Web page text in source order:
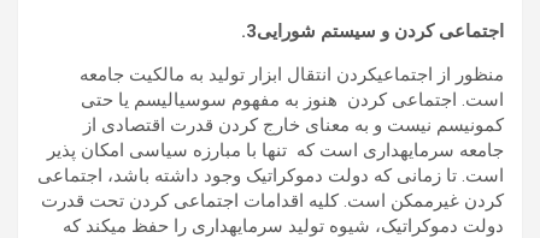
اجتماعی کردن و سیستم شورایی‎‎ .3‎
منظور از اجتماعی­کردن انتقال ابزار تولید به مالکیت جامعه
است. اجتماعی کردن هنوز به مفهوم سوسیالیسم یا حتی
کمونیسم نیست و به معنای خارج کردن قدرت اقتصادی از
جامعه سرمایه­داری است که تنها با مبارزه سیاسی امکان پذیر
است. تا زمانی که دولت دموکراتیک وجود داشته باشد، اجتماعی
کردن غیرممکن است. کلیه اقدامات اجتماعی کردن تحت قدرت
دولت دموکراتیک، شیوه تولید سرمایه­داری را حفظ می­کند که